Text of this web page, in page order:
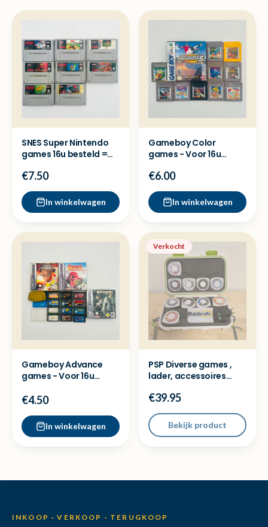
SNES Super Nintendo
games 16u besteld =
€7.50
In winkelwagen
Gameboy Color
games - Voor 16u
dag verzon
€6.00
In winkelwagen
Gameboy Advance
games - Voor 16u
dag verz
€4.50
In winkelwagen
Verkocht
PSP Diverse games ,
lader, accessoires
€39.95
Bekijk product
INKOOP · VERKOOP · TERUGKOOP